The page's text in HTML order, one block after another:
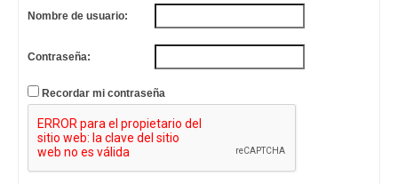
Nombre de usuario:
Contraseña:
Recordar mi contraseña